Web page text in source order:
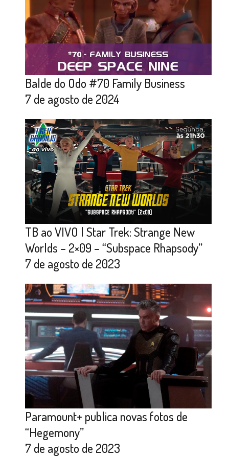
Balde do Odo #70 Family Business
7 de agosto de 2024
TB ao VIVO | Star Trek: Strange New
Worlds – 2×09 – “Subspace Rhapsody”
7 de agosto de 2023
Paramount+ publica novas fotos de
“Hegemony”
7 de agosto de 2023